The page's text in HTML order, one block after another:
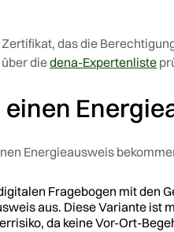
das die
diedena-Expertenliste
Energieausweis
Fragebogen mit den
aus. Diese Variante ist
da keine Vor-Ort-